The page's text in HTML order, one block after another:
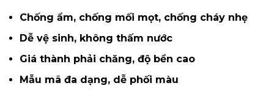
Chống ẩm, chống mối mọt, chống cháy nhẹ
Dễ vệ sinh, không thấm nước
Giá thành phải chăng, độ bền cao
Mẫu mã đa dạng, dễ phối màu